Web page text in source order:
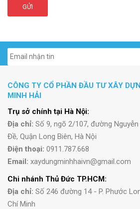
GỬI
CÔNG TY CỔ PHẦN ĐẦU TƯ XÂY
MINH HẢI
Trụ sở chính tại Hà Nội:
Địa chỉ: Số 9, ngõ 2/107, đường
Đề, Quận Long Biên, Hà Nội
Điện thoại: 0911.787.668
Email: xaydungminhhaivn@gmail.com
Chi nhánh Thủ Đức TP.HCM:
Địa chỉ: Số 246 đường 14 - P. Phước
Chí Minh